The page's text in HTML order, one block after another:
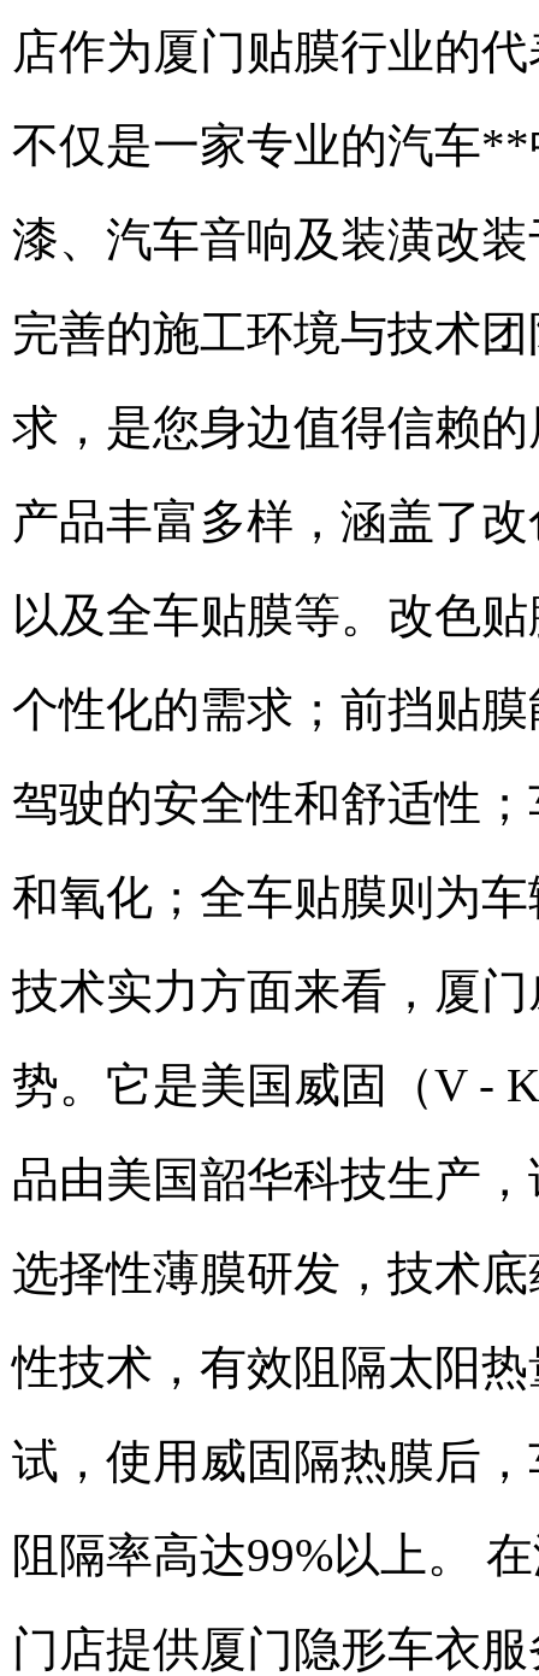
店作为厦门贴膜行业的
不仅是一家专业的汽车
漆、汽车音响及装潢改
完善的施工环境与技术
求，是您身边值得信赖
产品丰富多样，涵盖了
以及全车贴膜等。改色
个性化的需求；前挡贴
驾驶的安全性和舒适性
和氧化；全车贴膜则为
技术实力方面来看，厦
势。它是美国威固（V -
品由美国韶华科技生产
选择性薄膜研发，技术
性技术，有效阻隔太阳
试，使用威固隔热膜后
阻隔率高达99%以上。
门店提供厦门隐形车衣